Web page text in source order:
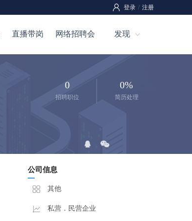
登录 / 注册
直播带岗 网络招聘会 发现
0
招聘职位
0%
简历处理
公司信息
其他
私营．民营企业